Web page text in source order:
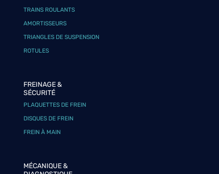
TRAINS ROULANTS
AMORTISSEURS
TRIANGLES DE SUSPENSION
ROTULES
FREINAGE &
SÉCURITÉ
PLAQUETTES DE FREIN
DISQUES DE FREIN
FREIN À MAIN
MÉCANIQUE &